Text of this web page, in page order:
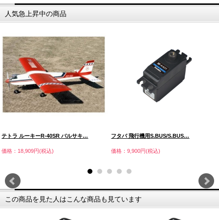
人気急上昇中の商品
テトラ ルーキーR-40SR バルサキ…
価格：18,909円(税込)
フタバ 飛行機用S.BUS/S.BUS…
価格：9,900円(税込)
この商品を見た人はこんな商品も見ています